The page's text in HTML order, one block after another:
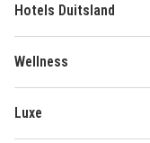
Hotels Duitsland
Wellness
Luxe